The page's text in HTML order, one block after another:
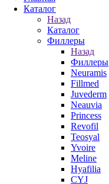
Каталог
Назад
Каталог
Филлеры
Назад
Филлеры
Neuramis
Fillmed
Juvederm
Neauvia
Princess
Revofil
Teosyal
Yvoire
Meline
Hyafilia
CYJ